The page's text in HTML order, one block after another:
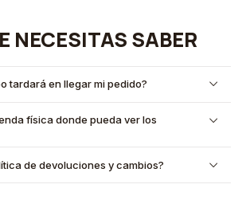
NECESITAS SABER
tardará en llegar mi pedido?
física donde pueda ver los
de devoluciones y cambios?